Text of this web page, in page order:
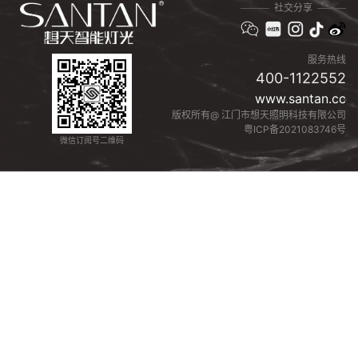
微信订阅号二维码
社交分享
服务热线
400-1122552
www.santan.cc
版权所有@ 江门市想天照明科技有限公司
粤ICP备2021083746号